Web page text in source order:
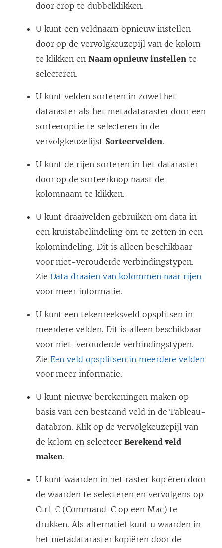
door erop te dubbelklikken.
U kunt een veldnaam opnieuw instellen
door op de vervolgkeuzepijl van de kolom
te klikken en Naam opnieuw instellen te
selecteren.
U kunt velden sorteren in zowel het
dataraster als het metadataraster door een
sorteeroptie te selecteren in de
vervolgkeuzelijst Sorteervelden.
U kunt de rijen sorteren in het dataraster
door op de sorteerknop naast de
kolomnaam te klikken.
U kunt draaivelden gebruiken om data in
een kruistabelindeling om te zetten in een
kolomindeling. Dit is alleen beschikbaar
voor niet-verouderde verbindingstypen.
Zie Data draaien van kolommen naar rijen
voor meer informatie.
U kunt een tekenreeksveld opsplitsen in
meerdere velden. Dit is alleen beschikbaar
voor niet-verouderde verbindingstypen.
Zie Een veld opsplitsen in meerdere velden
voor meer informatie.
U kunt nieuwe berekeningen maken op
basis van een bestaand veld in de Tableau-
databron. Klik op de vervolgkeuzepijl van
de kolom en selecteer Berekend veld
maken.
U kunt waarden in het raster kopiëren door
de waarden te selecteren en vervolgens op
Ctrl-C (Command-C op een Mac) te
drukken. Als alternatief kunt u waarden in
het metadataraster kopiëren door de